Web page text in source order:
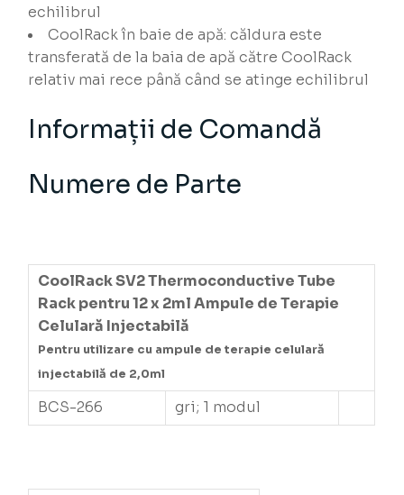
echilibrul
CoolRack în baie de apă: căldura este
transferată de la baia de apă către CoolRack
relativ mai rece până când se atinge echilibrul
Informații de Comandă
Numere de Parte
CoolRack SV2 Thermoconductive Tube
Rack pentru 12 x 2ml Ampule de Terapie
Celulară Injectabilă
Pentru utilizare cu ampule de terapie celulară
injectabilă de 2,0ml
BCS-266 gri; 1 modul